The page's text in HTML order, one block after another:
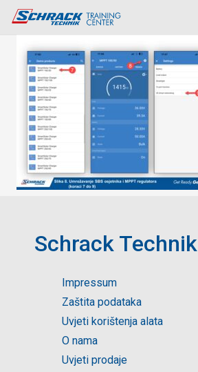
Schrack Technik
Impressum
Zaštita podataka
Uvjeti korištenja alata
O nama
Uvjeti prodaje